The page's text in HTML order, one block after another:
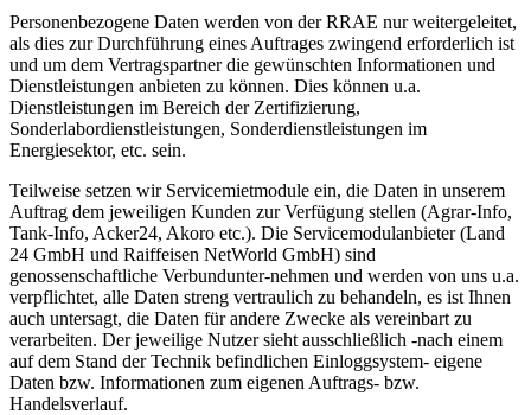
Personenbezogene Daten werden von der RRAE nur weitergeleitet,
als dies zur Durchführung eines Auftrages zwingend erforderlich ist
und um dem Vertragspartner die gewünschten Informationen und
Dienstleistungen anbieten zu können. Dies können u.a.
Dienstleistungen im Bereich der Zertifizierung,
Sonderlabordienstleistungen, Sonderdienstleistungen im
Energiesektor, etc. sein.
Teilweise setzen wir Servicemietmodule ein, die Daten in unserem
Auftrag dem jeweiligen Kunden zur Verfügung stellen (Agrar-Info,
Tank-Info, Acker24, Akoro etc.). Die Servicemodulanbieter (Land
24 GmbH und Raiffeisen NetWorld GmbH) sind
genossenschaftliche Verbundunter-nehmen und werden von uns u.a.
verpflichtet, alle Daten streng vertraulich zu behandeln, es ist Ihnen
auch untersagt, die Daten für andere Zwecke als vereinbart zu
verarbeiten. Der jeweilige Nutzer sieht ausschließlich -nach einem
auf dem Stand der Technik befindlichen Einloggsystem- eigene
Daten bzw. Informationen zum eigenen Auftrags- bzw.
Handelsverlauf.